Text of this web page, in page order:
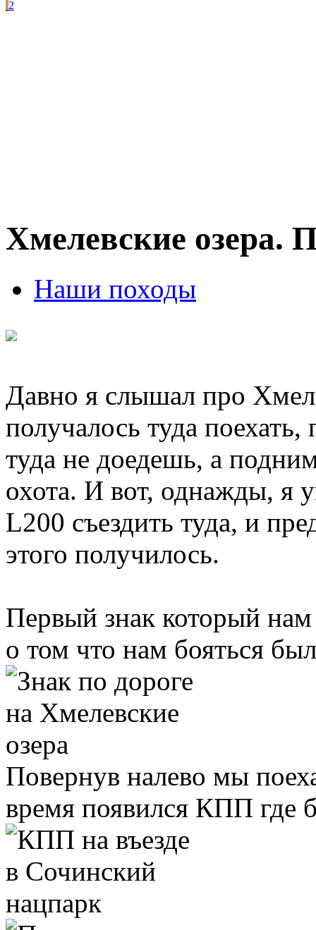
2
Хмелевские озера.
Наши походы
Давно я слышал про
получалось туда
туда не доедешь, а
охота. И вот, однажды, я
L200 съездить туда, и
этого получилось.
Первый знак который нам
о том что нам бояться
Повернув налево мы
время появился КПП где